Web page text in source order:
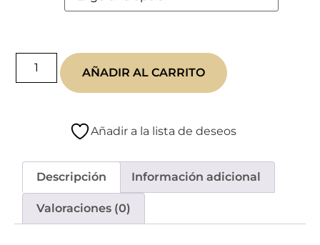
AÑADIR AL CARRITO
Añadir a la lista de deseos
Descripción Información adicional
Valoraciones (0)